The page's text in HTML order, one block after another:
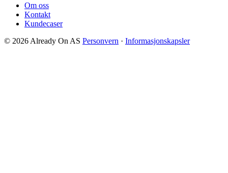
Om oss
Kontakt
Kundecaser
© 2026 Already On AS Personvern · Informasjonskapsler